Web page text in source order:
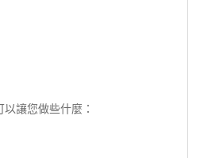
以讓您做些什麼：